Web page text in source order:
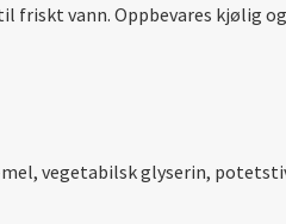
friskt vann. Oppbevares kjølig
vegetabilsk glyserin,